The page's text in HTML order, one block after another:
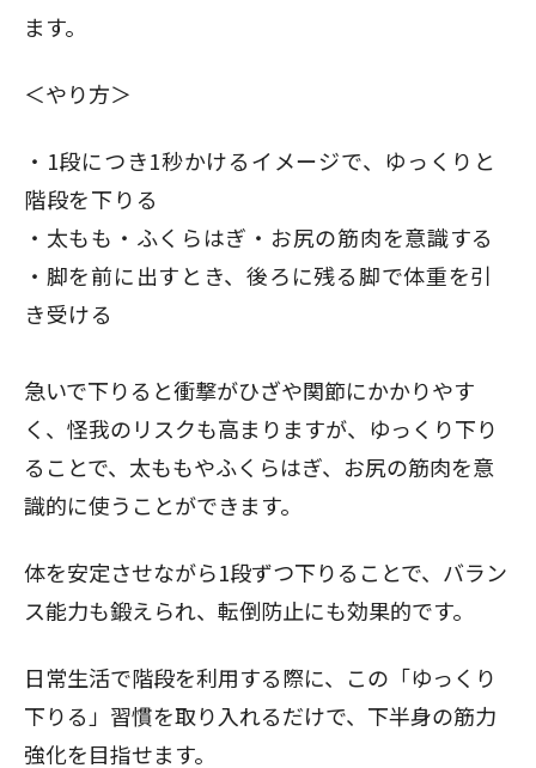
ます。
＜やり方＞
1段につき1秒かけるイメージで、ゆっくりと
階段を下りる
太もも・ふくらはぎ・お尻の筋肉を意識する
脚を前に出すとき、後ろに残る脚で体重を引
き受ける
急いで下りると衝撃がひざや関節にかかりやす
く、怪我のリスクも高まりますが、ゆっくり下り
ることで、太ももやふくらはぎ、お尻の筋肉を意
識的に使うことができます。
体を安定させながら1段ずつ下りることで、バラン
ス能力も鍛えられ、転倒防止にも効果的です。
日常生活で階段を利用する際に、この「ゆっくり
下りる」習慣を取り入れるだけで、下半身の筋力
強化を目指せます。